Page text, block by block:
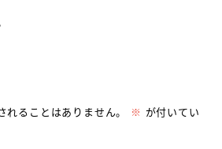
ることはありません。 ※ が付いてい